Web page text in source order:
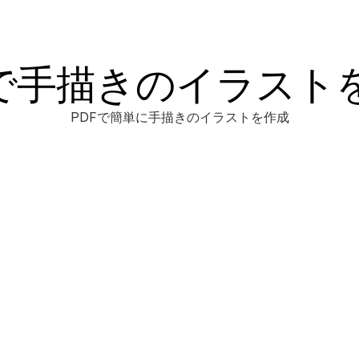
手描きのイラスト
PDFで簡単に手描きのイラストを作成